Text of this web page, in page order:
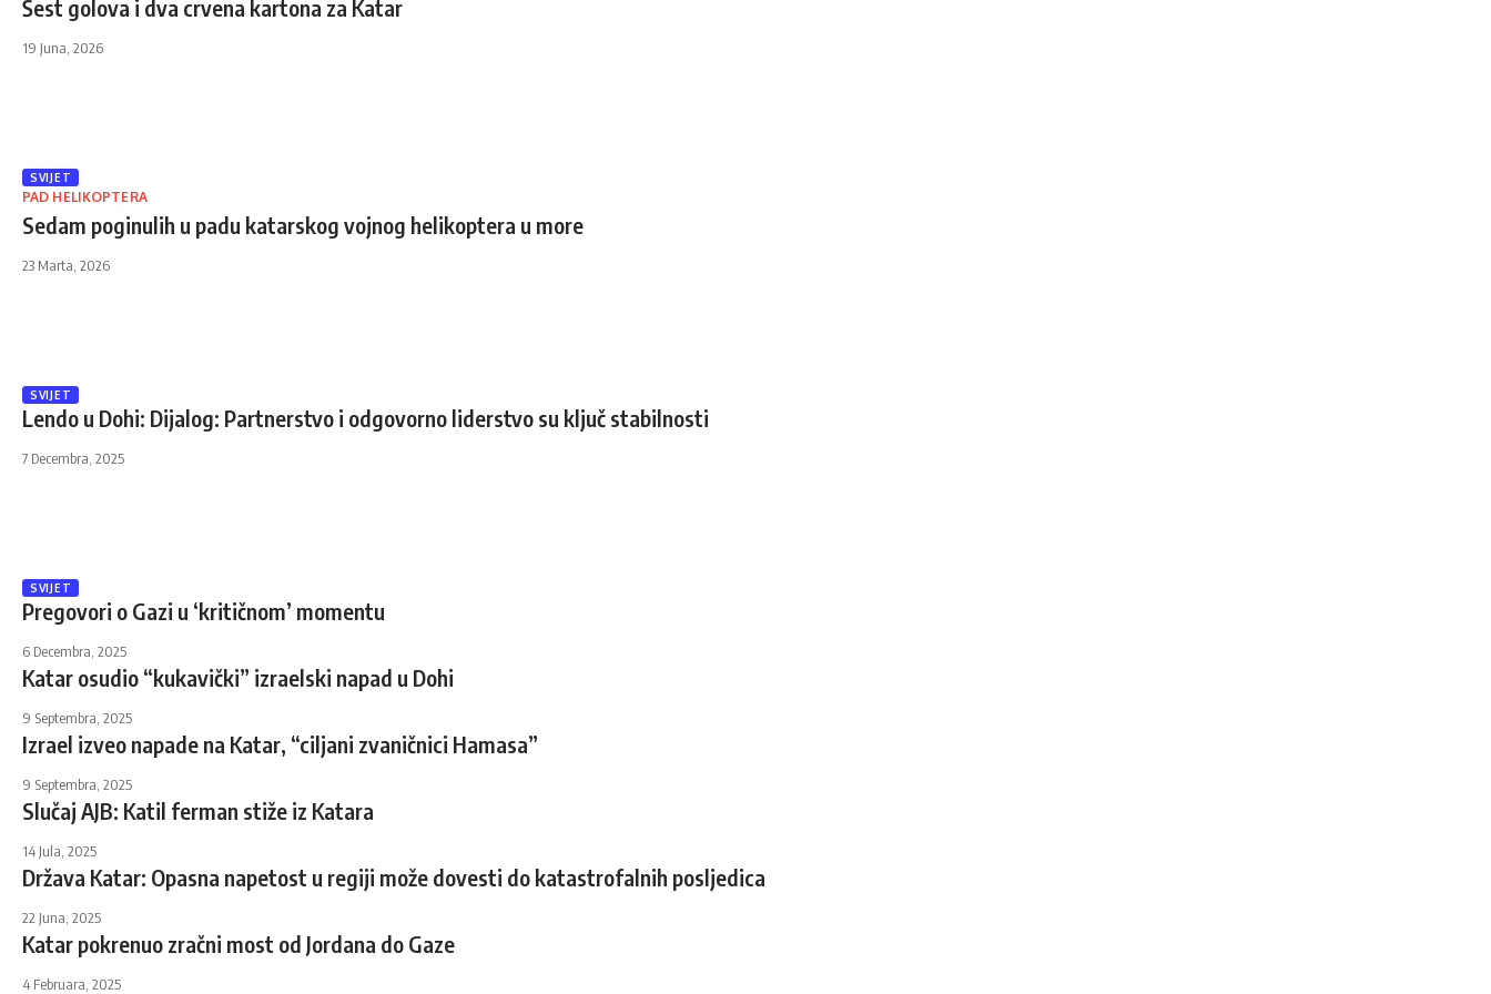
Šest golova i dva crvena kartona za Katar
19 Juna, 2026
SVIJET
PAD HELIKOPTERA
Sedam poginulih u padu katarskog vojnog helikoptera u more
23 Marta, 2026
SVIJET
Lendo u Dohi: Dijalog: Partnerstvo i odgovorno liderstvo su ključ stabilnosti
7 Decembra, 2025
SVIJET
Pregovori o Gazi u ‘kritičnom’ momentu
6 Decembra, 2025
Katar osudio “kukavički” izraelski napad u Dohi
9 Septembra, 2025
Izrael izveo napade na Katar, “ciljani zvaničnici Hamasa”
9 Septembra, 2025
Slučaj AJB: Katil ferman stiže iz Katara
14 Jula, 2025
Država Katar: Opasna napetost u regiji može dovesti do katastrofalnih posljedica
22 Juna, 2025
Katar pokrenuo zračni most od Jordana do Gaze
4 Februara, 2025